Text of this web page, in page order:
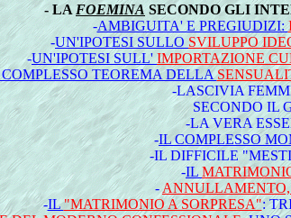
- LA FOEMINA SECONDO GLI
-AMBIGUITA' E PREGIUDIZI:
-UN'IPOTESI SULLO SVILUPPO
-UN'IPOTESI SULL'IMPORTAZIONE
TEOREMA DELLA
-LASCIVIA
SECONDO IL
-LA VERA
-IL COMPLESSO
-IL DIFFICILE
-IL
-
-IL"MATRIMONIO A SORPRESA":